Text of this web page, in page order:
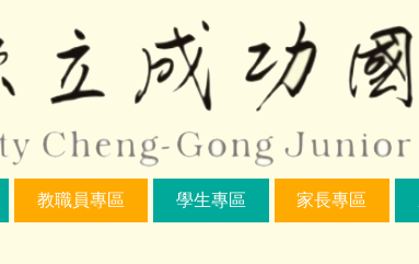
教職員專區 學生專區 家長專區